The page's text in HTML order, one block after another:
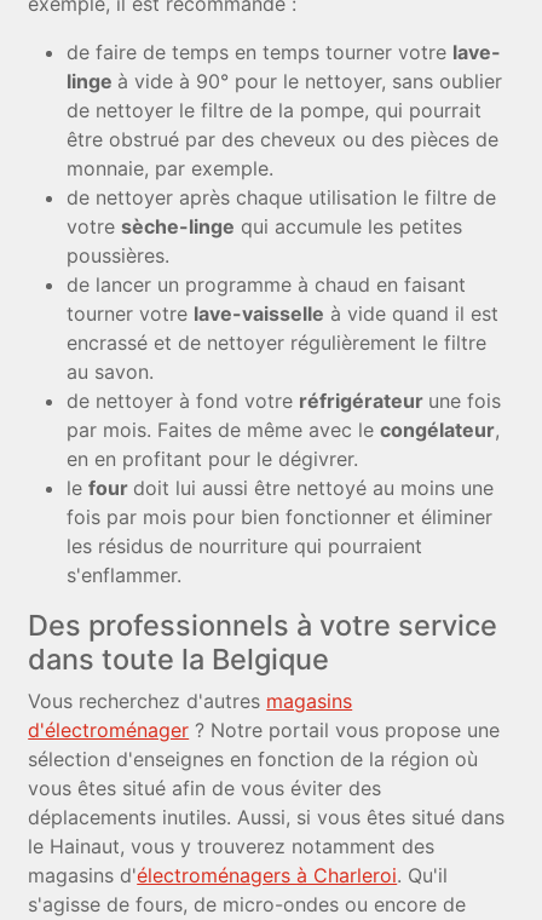
de faire de temps en temps tourner votre lave-
linge à vide à 90° pour le nettoyer, sans oublier
de nettoyer le filtre de la pompe, qui pourrait
être obstrué par des cheveux ou des pièces de
monnaie, par exemple.
de nettoyer après chaque utilisation le filtre de
votresèche-linge qui accumule les petites
poussières.
de lancer un programme à chaud en faisant
tourner votre lave-vaisselle à vide quand il est
encrassé et de nettoyer régulièrement le filtre
au savon.
de nettoyer à fond votre réfrigérateur une fois
par mois. Faites de même avec lecongélateur,
en en profitant pour le dégivrer.
lefour doit lui aussi être nettoyé au moins une
fois par mois pour bien fonctionner et éliminer
les résidus de nourriture qui pourraient
s'enflammer.
Des professionnels à votre service
dans toute la Belgique
Vous recherchez d'autres magasins
d'électroménager ? Notre portail vous propose une
sélection d'enseignes en fonction de la région où
vous êtes situé afin de vous éviter des
déplacements inutiles. Aussi, si vous êtes situé dans
le Hainaut, vous y trouverez notamment des
magasins d'électroménagers à Charleroi. Qu'il
s'agisse de fours, de micro-ondes ou encore de